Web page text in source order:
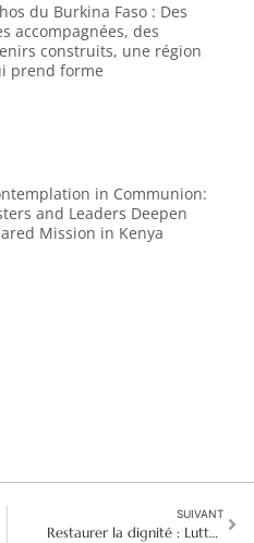
du Burkina Faso : Des
accompagnées, des
construits, une région
prend forme
in Communion:
and Leaders Deepen
Mission in Kenya
SUIVANT
Restaurer la dignité : Lutter contre la traite des êtres humains en Bolivie